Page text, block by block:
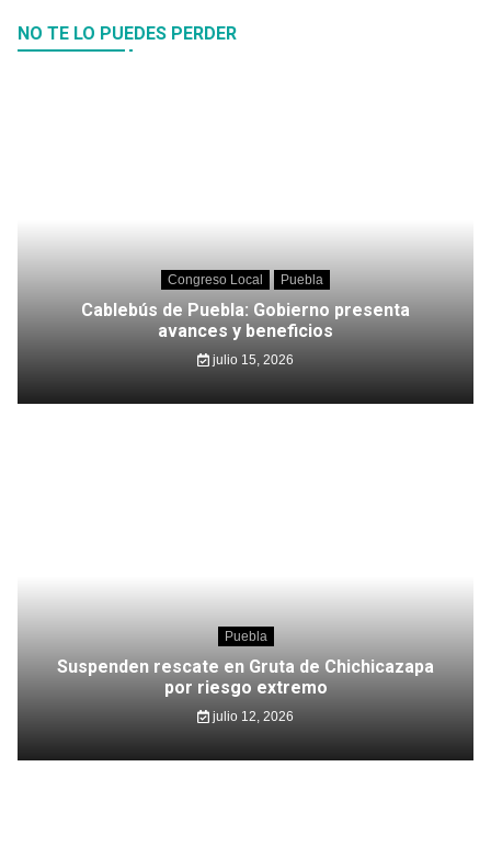
NO TE LO PUEDES PERDER
Congreso Local Puebla
Cablebús de Puebla: Gobierno presenta
avances y beneficios
julio 15, 2026
Puebla
Suspenden rescate en Gruta de Chichicazapa
por riesgo extremo
julio 12, 2026